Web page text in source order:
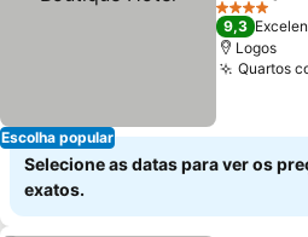
Escolha popular
4 Estrelas
9,3
Logos
Quartos
Selecione as datas para ver os
exatos.